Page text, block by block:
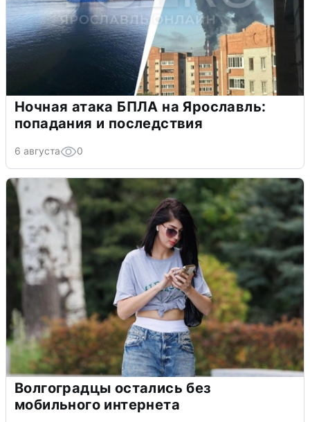
Ночная атака БПЛА на Ярославль:
попадания и последствия
6 августа 0
Волгоградцы остались без
мобильного интернета